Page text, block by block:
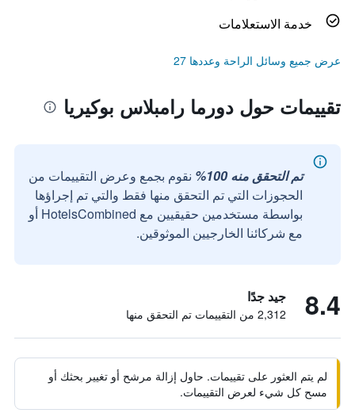
خدمة الاستعلامات
عرض جميع وسائل الراحة وعددها 27
تقييمات حول دورما رامبلاس بوكيريا
تم التحقق منه 100%
نقوم بجمع وعرض التقييمات من
الحجوزات التي تم التحقق منها فقط والتي تم إجراؤها
بواسطة مستخدمين حقيقيين مع HotelsCombined أو
مع شركائنا الخارجيين الموثوقين.
8.4 جيد جدًا
2,312 من التقييمات تم التحقق منها
لم يتم العثور على تقييمات. حاول إزالة مرشح أو تغيير بحثك أو
مسح كل شيء لعرض التقييمات.